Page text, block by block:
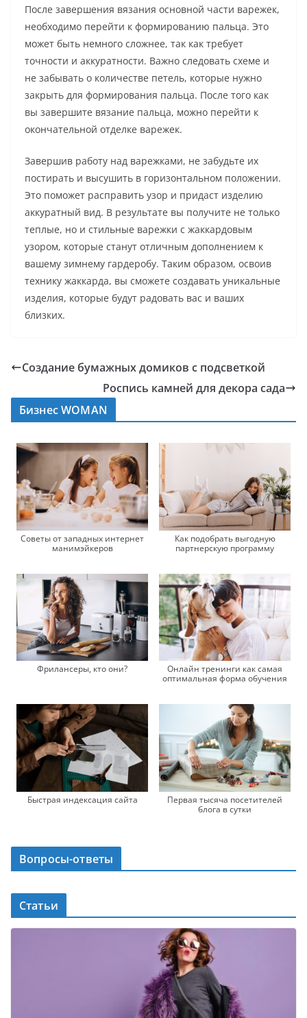
После завершения вязания основной части варежек,
необходимо перейти к формированию пальца. Это
может быть немного сложнее, так как требует
точности и аккуратности. Важно следовать схеме и
не забывать о количестве петель, которые нужно
закрыть для формирования пальца. После того как
вы завершите вязание пальца, можно перейти к
окончательной отделке варежек.
Завершив работу над варежками, не забудьте их
постирать и высушить в горизонтальном положении.
Это поможет расправить узор и придаст изделию
аккуратный вид. В результате вы получите не только
теплые, но и стильные варежки с жаккардовым
узором, которые станут отличным дополнением к
вашему зимнему гардеробу. Таким образом, освоив
технику жаккарда, вы сможете создавать уникальные
изделия, которые будут радовать вас и ваших
близких.
Создание бумажных домиков с подсветкой
Роспись камней для декора сада
Бизнес WOMAN
Советы от западных интернет
манимэйкеров
Как подобрать выгодную
партнерскую программу
Фрилансеры, кто они?
Онлайн тренинги как самая
оптимальная форма обучения
Быстрая индексация сайта
Первая тысяча посетителей
блога в сутки
Вопросы-ответы
Статьи